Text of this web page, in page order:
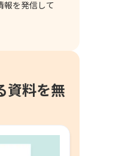
報を発信して
資料を無